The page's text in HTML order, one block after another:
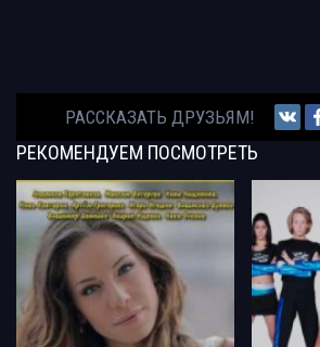
РАССКАЗАТЬ ДРУЗЬЯМ!
РЕКОМЕНДУЕМ ПОСМОТРЕТЬ